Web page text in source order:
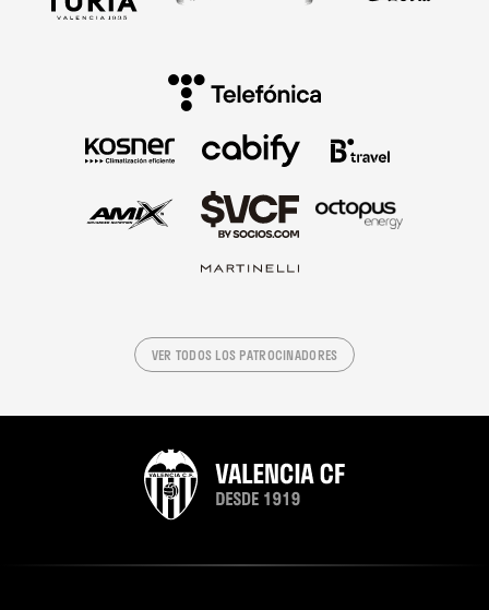
VER TODOS LOS PATROCINADORES